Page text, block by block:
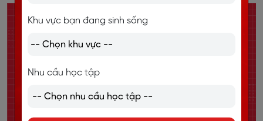
Khu vực bạn đang sinh sống
Nhu cầu học tập